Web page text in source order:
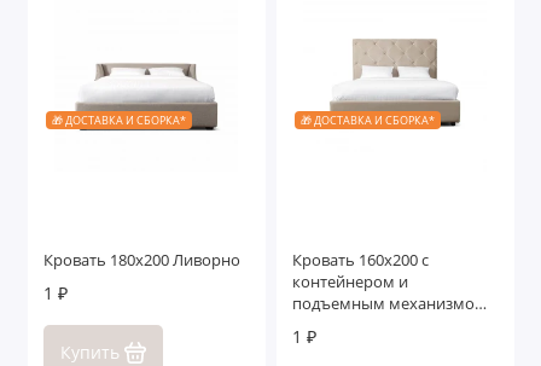
🎁 ДОСТАВКА И СБОРКА*
Кровать 180x200 Ливорно
1 ₽
Купить
🎁 ДОСТАВКА И СБОРКА*
Кровать 160x200 c
контейнером и
подъемным механизмом
1 ₽